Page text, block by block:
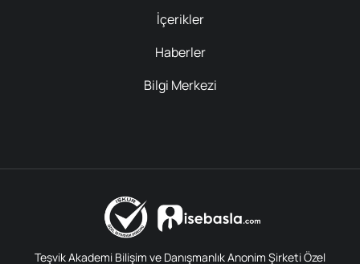
İçerikler
Haberler
Bilgi Merkezi
Teşvik Akademi Bilişim ve Danışmanlık Anonim Şirketi Özel